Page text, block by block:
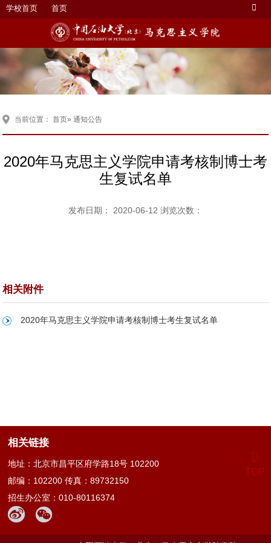
学校首页 首页
当前位置：首页» 通知公告
2020年马克思主义学院申请考核制博士考
生复试名单
发布日期： 2020-06-12 浏览次数：
相关附件
2020年马克思主义学院申请考核制博士考生复试名单
相关链接
地址：北京市昌平区府学路18号 102200
邮编：102200 传真：89732150
招生办公室：010-80116374
TOP